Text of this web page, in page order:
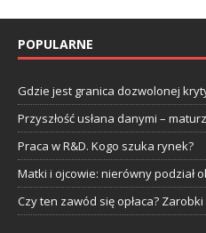
POPULARNE
Gdzie jest granica dozwolonej
Przyszłość usłana danymi –
Praca w R&D. Kogo szuka rynek?
Matki i ojcowie: nierówny podział
Czy ten zawód się opłaca?